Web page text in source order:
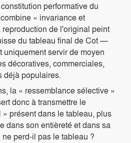
performative du
« invariance et
reproduction de l'original peint
du tableau final de Cot —
servir de moyen
décoratives, commerciales,
déjà populaires.
la « ressemblance sélective »
donc à transmettre le
» présent dans le tableau, plus
dans son entièreté et dans sa
perd-il pas le tableau ?